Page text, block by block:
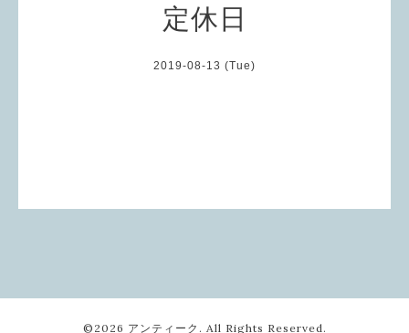
定休日
2019-08-13 (Tue)
©2026 アンティーク . All Rights Reserved.